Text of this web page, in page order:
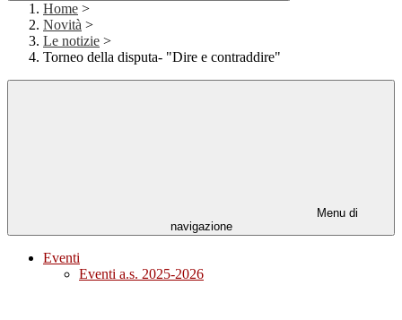
Home >
Novità >
Le notizie >
Torneo della disputa- "Dire e contraddire"
Menu di
navigazione
Eventi
Eventi a.s. 2025-2026